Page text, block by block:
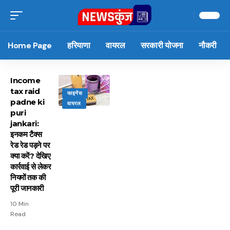
Home Page हरियाणा वायरल सरकारी योजना नौकरी
फाइनेंस
वायरल
Income
tax raid
padne ki
puri
jankari:
इनकम टैक्स
रेड रेड पड़ने पर
क्या करें? देखिए
कार्रवाई से लेकर
नियमों तक की
पूरी जानकारी
10 Min
Read